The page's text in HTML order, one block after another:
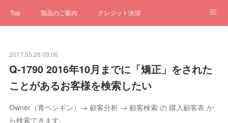
Top 製品のご案内 クレジット決済
2017.05.26 09:06
Q-1790 2016年10月までに「矯正」をされた
ことがあるお客様を検索したい
Owner（青ペンギン）→ 顧客分析 → 顧客検索 の 購入顧客表 か
ら検索できます。